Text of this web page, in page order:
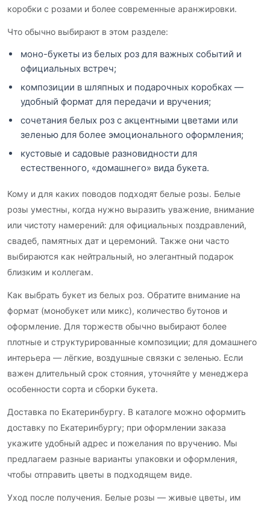
коробки с розами и более современные аранжировки.
Что обычно выбирают в этом разделе:
моно-букеты из белых роз для важных событий и
официальных встреч;
композиции в шляпных и подарочных коробках —
удобный формат для передачи и вручения;
сочетания белых роз с акцентными цветами или
зеленью для более эмоционального оформления;
кустовые и садовые разновидности для
естественного, «домашнего» вида букета.
Кому и для каких поводов подходят белые розы. Белые
розы уместны, когда нужно выразить уважение, внимание
или чистоту намерений: для официальных поздравлений,
свадеб, памятных дат и церемоний. Также они часто
выбираются как нейтральный, но элегантный подарок
близким и коллегам.
Как выбрать букет из белых роз. Обратите внимание на
формат (монобукет или микс), количество бутонов и
оформление. Для торжеств обычно выбирают более
плотные и структурированные композиции; для домашнего
интерьера — лёгкие, воздушные связки с зеленью. Если
важен длительный срок стояния, уточняйте у менеджера
особенности сорта и сборки букета.
Доставка по Екатеринбургу. В каталоге можно оформить
доставку по Екатеринбургу; при оформлении заказа
укажите удобный адрес и пожелания по вручению. Мы
предлагаем разные варианты упаковки и оформления,
чтобы отправить цветы в подходящем виде.
Уход после получения. Белые розы — живые цветы, им